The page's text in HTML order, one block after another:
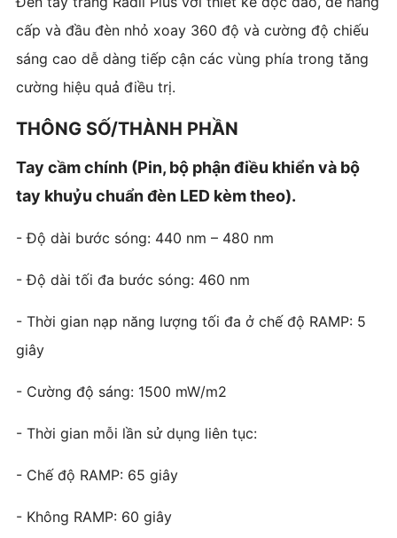
cấp và đầu đèn nhỏ xoay 360 độ và cường độ chiếu
sáng cao dễ dàng tiếp cận các vùng phía trong tăng
cường hiệu quả điều trị.
THÔNG SỐ/THÀNH PHẦN
Tay cầm chính (Pin, bộ phận điều khiển và bộ
tay khuỷu chuẩn đèn LED kèm theo).
- Độ dài bước sóng: 440 nm – 480 nm
- Độ dài tối đa bước sóng: 460 nm
- Thời gian nạp năng lượng tối đa ở chế độ RAMP: 5
giây
- Cường độ sáng: 1500 mW/m2
- Thời gian mỗi lần sử dụng liên tục:
- Chế độ RAMP: 65 giây
- Không RAMP: 60 giây